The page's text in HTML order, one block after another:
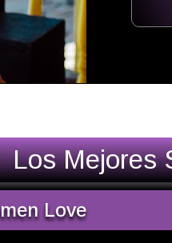
Los Mejores
Love